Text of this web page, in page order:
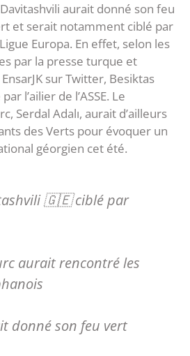
aurait donné son feu
et serait notamment ciblé par
Europa. En effet, selon les
par la presse turque et
sur Twitter, Besiktas
l’ailier de l’ASSE. Le
Serdal Adalı, aurait d’ailleurs
des Verts pour évoquer un
géorgien cet été.
🇬🇪 ciblé par
aurait rencontré les
donné son feu vert